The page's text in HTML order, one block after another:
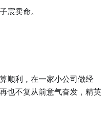
宸卖命。
顺利，在一家小公司做经
也不复从前意气奋发，精英